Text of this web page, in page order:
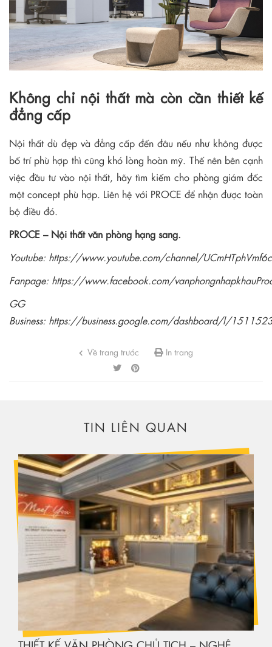
Không chỉ nội thất mà còn cần thiết kế
đẳng cấp
Nội thất dù đẹp và đẳng cấp đến đâu nếu như không được
bố trí phù hợp thì cũng khó lòng hoàn mỹ. Thế nên bên cạnh
việc đầu tư vào nội thất, hãy tìm kiếm cho phòng giám đốc
một concept phù hợp. Liên hệ với PROCE để nhận được toàn
bộ điều đó.
PROCE – Nội thất văn phòng hạng sang.
Youtube: https://www.youtube.com/channel/
Fanpage: https://www.facebook.com/
GG
Business: https://business.google.com/dashboard/l/
Về trang trước In trang
TIN LIÊN QUAN